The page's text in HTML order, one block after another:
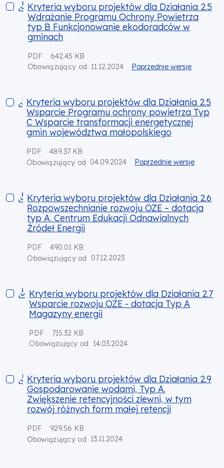
Kryteria wyboru projektów dla Działania 2.5 Wdrażanie
Kryteria wyboru projektów dla Działania 2.5
Wdrażanie Programu Ochrony Powietrza
typ B Funkcjonowanie ekodoradców w
gminach
PDF
642.45 KB
Obowiązujący od
11.12.2024 Poprzednie wersje
Kryteria wyboru projektów dla Działania 2.5 Wsparcie
Kryteria wyboru projektów dla Działania 2.5
Wsparcie Programu ochrony powietrza Typ
C Wsparcie transformacji energetycznej
gmin województwa małopolskiego
PDF
489.37 KB
Obowiązujący od 04.09.2024 Poprzednie wersje
Kryteria wyboru projektów dla Działania 2.6
Kryteria wyboru projektów dla Działania 2.6
Rozpowszechnianie rozwoju OZE – dotacja
typ A. Centrum Edukacji Odnawialnych
Źródeł Energii
PDF
490.01 KB
Obowiązujący od
07.12.2023
Kryteria wyboru projektów dla Działania 2.7 Wsparcie
Kryteria wyboru projektów dla Działania 2.7
Wsparcie rozwoju OZE - dotacja Typ A
Magazyny energii
PDF
715.32 KB
Obowiązujący od
14.03.2024
Kryteria wyboru projektów dla Działania 2.9
Kryteria wyboru projektów dla Działania 2.9
Gospodarowanie wodami, Typ A.
Zwiększenie retencyjności zlewni, w tym
rozwój różnych form małej retencji
PDF
929.56 KB
Obowiązujący od 13.11.2024